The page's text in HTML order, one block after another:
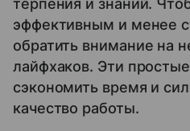
терпения и знаний.
эффективным и менее
обратить внимание на
лайфхаков. Эти
сэкономить время и
качество работы.